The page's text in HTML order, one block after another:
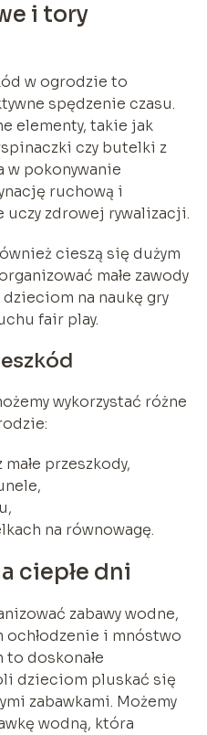
i tory
w ogrodzie to
spędzenie czasu.
elementy, takie jak
czy butelki z
w pokonywanie
ruchową i
uczy zdrowej rywalizacji.
cieszą się dużym
małe zawody
na naukę gry
fair play.
wykorzystać różne
przeszkody,
na równowagę.
ciepłe dni
zabawy wodne,
i mnóstwo
to doskonałe
dzieciom pluskać się
zabawkami. Możemy
wodną, która